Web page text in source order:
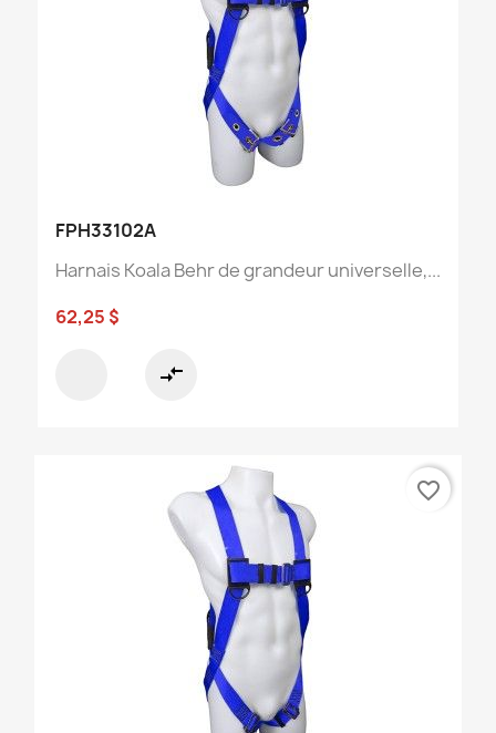
FPH33102A
Harnais Koala Behr de grandeur universelle,...
62,25 $
compare_arrows
favorite_border